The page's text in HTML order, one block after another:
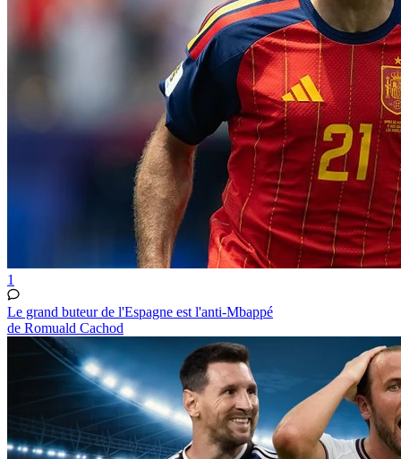
1
Le grand buteur de l'Espagne est l'anti-Mbappé
de Romuald Cachod